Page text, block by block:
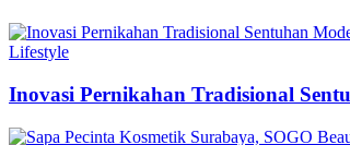
Lifestyle
Inovasi Pernikahan Tradisional